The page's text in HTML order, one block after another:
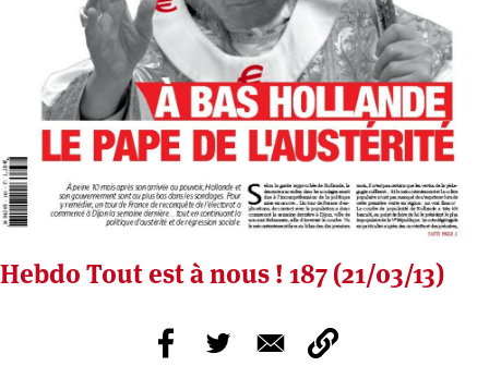
Hebdo Tout est à nous ! 187 (21/03/13)